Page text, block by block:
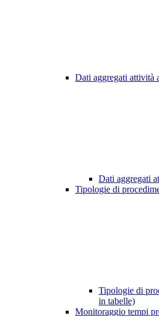
Dati aggregati attività
Dati aggregati
Tipologie di
Tipologie di
in tabelle)
Monitoraggio tempi